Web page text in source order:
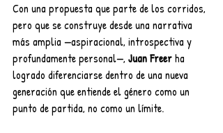
Con una propuesta que parte de los corridos,
pero que se construye desde una narrativa
más amplia —aspiracional, introspectiva y
profundamente personal—, JuanFreer ha
logrado diferenciarse dentro de una nueva
generación que entiende el género como un
punto de partida, no como un límite.